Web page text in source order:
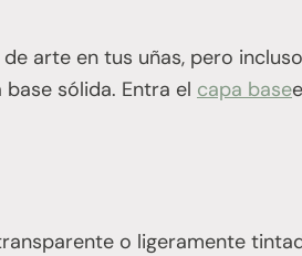
arte en tus uñas, pero
sólida. Entra el capa base
o ligeramente